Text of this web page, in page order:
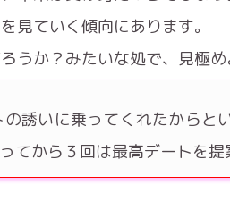
見ていく傾向にあります。
か？みたいな処で、見極め
誘いに乗ってくれたからと
から３回は最高デートを提